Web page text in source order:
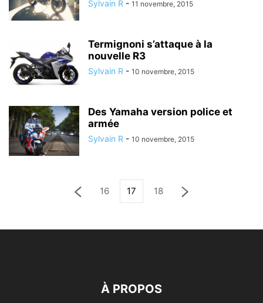
Sylvain R - 11 novembre, 2015
Termignoni s’attaque à la
nouvelle R3
Sylvain R - 10 novembre, 2015
Des Yamaha version police et
armée
Sylvain R - 10 novembre, 2015
16 17 18
À PROPOS